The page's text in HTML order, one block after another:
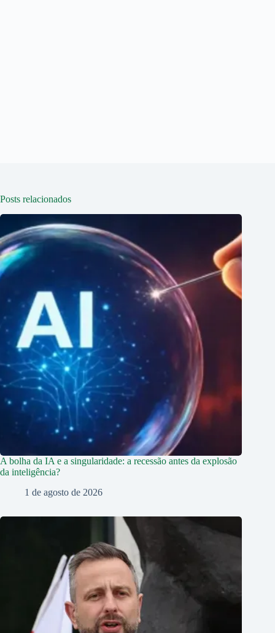
Posts relacionados
A bolha da IA e a singularidade: a recessão antes da explosão
da inteligência?
1 de agosto de 2026